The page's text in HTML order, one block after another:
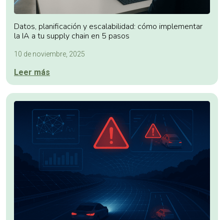
Datos, planificación y escalabilidad: cómo implementar
la IA a tu supply chain en 5 pasos
10 de noviembre, 2025
Leer más